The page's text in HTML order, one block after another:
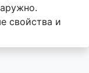
свойства и